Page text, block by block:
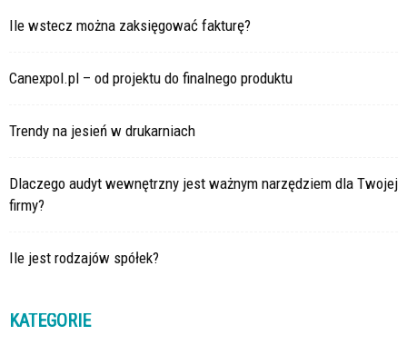
Ile wstecz można zaksięgować fakturę?
Canexpol.pl – od projektu do finalnego produktu
Trendy na jesień w drukarniach
Dlaczego audyt wewnętrzny jest ważnym narzędziem dla Twojej
firmy?
Ile jest rodzajów spółek?
KATEGORIE